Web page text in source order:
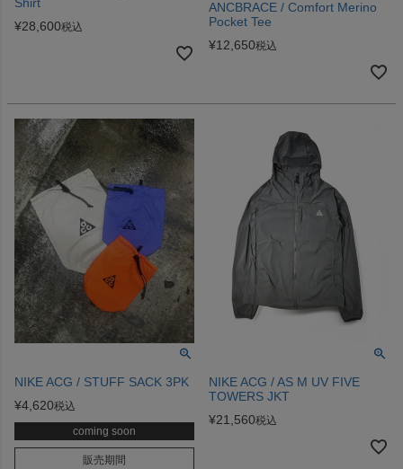
Shirt
¥28,600税込
ANCBRACE / Comfort Merino
Pocket Tee
¥12,650税込
NIKE ACG / STUFF SACK 3PK
¥4,620税込
coming soon
販売期間
NIKE ACG / AS M UV FIVE
TOWERS JKT
¥21,560税込